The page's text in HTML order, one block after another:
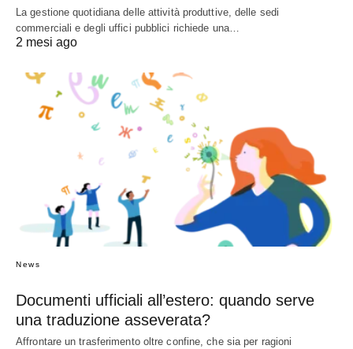
La gestione quotidiana delle attività produttive, delle sedi
commerciali e degli uffici pubblici richiede una…
2 mesi ago
News
Documenti ufficiali all’estero: quando serve
una traduzione asseverata?
Affrontare un trasferimento oltre confine, che sia per ragioni